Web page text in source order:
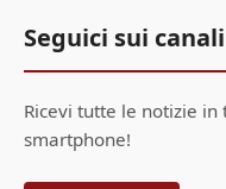
Seguici sui canali
Ricevi tutte le notizie
smartphone!